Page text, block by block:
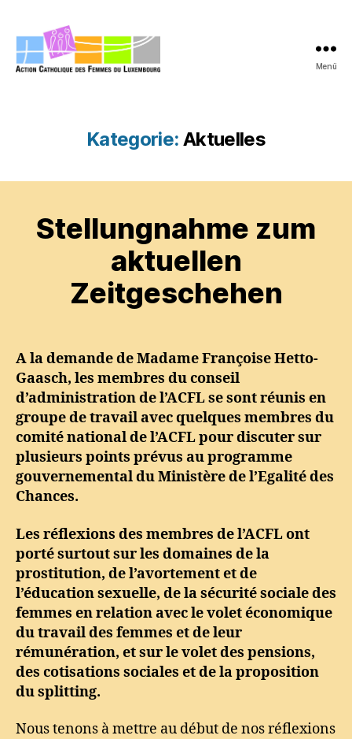
Menü
Kategorie: Aktuelles
Stellungnahme zum
aktuellen
Zeitgeschehen
A la demande de Madame Françoise Hetto-
Gaasch, les membres du conseil
d’administration de l’ACFL se sont réunis en
groupe de travail avec quelques membres du
comité national de l’ACFL pour discuter sur
plusieurs points prévus au programme
gouvernemental du Ministère de l’Egalité des
Chances.
Les réflexions des membres de l’ACFL ont
porté surtout sur les domaines de la
prostitution, de l’avortement et de
l’éducation sexuelle, de la sécurité sociale des
femmes en relation avec le volet économique
du travail des femmes et de leur
rémunération, et sur le volet des pensions,
des cotisations sociales et de la proposition
du splitting.
Nous tenons à mettre au début de nos réflexions